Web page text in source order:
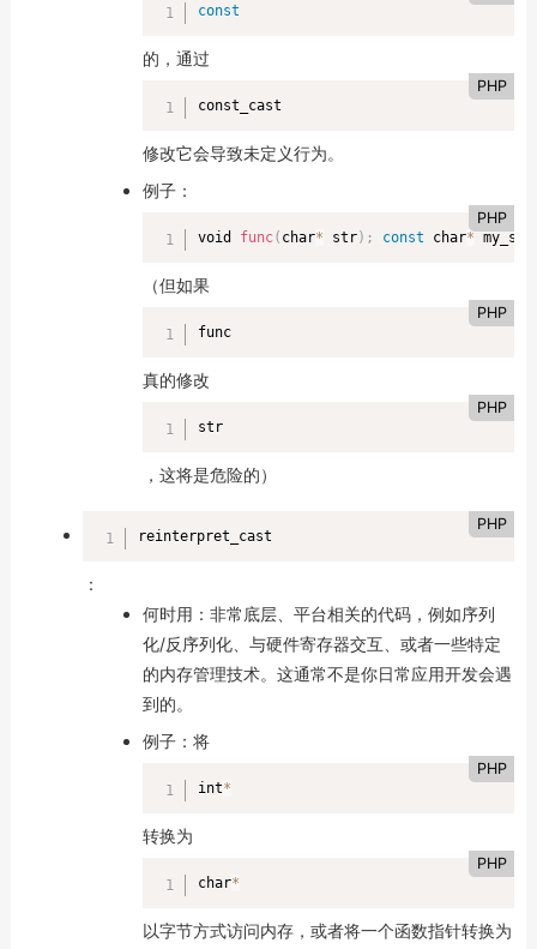
const
的，通过
PHP
const_cast
修改它会导致未定义行为。
例子：
PHP
void func( char* str) ; const char*
（但如果
PHP
func
真的修改
PHP
str
，这将是危险的）
PHP
reinterpret_cast
：
何时用：非常底层、平台相关的代码，例如序列
化/反序列化、与硬件寄存器交互、或者一些特定
的内存管理技术。这通常不是你日常应用开发会遇
到的。
例子：将
PHP
int*
转换为
PHP
char*
以字节方式访问内存，或者将一个函数指针转换为